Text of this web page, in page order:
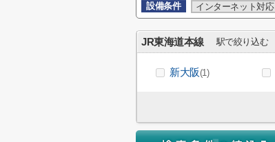
設備条件
インターネット対応
JR東海道本線 駅で絞り込む
新大阪(1)